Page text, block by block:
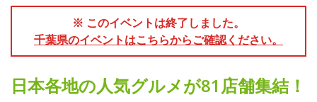
※ このイベントは終了しました。
千葉県のイベントはこちらからご確認ください。
日本各地の人気グルメが81店舗集結！